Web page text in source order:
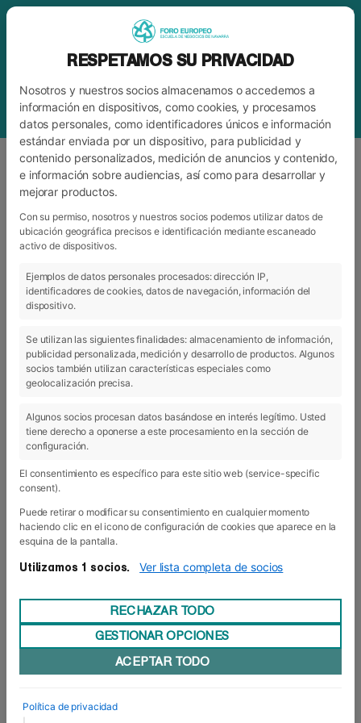
ETIQUETA#SOMOSVERDESSOMOSROJOS
17 May 2019
Un entrenamiento de play off
En un momento de máxima expectación -y
acabar la Liga regular en un meritorio tercer
RESPETAMOS SU PRIVACIDAD
Nosotros y nuestros socios almacenamos o accedemos a
información en dispositivos, como cookies, y procesamos
datos personales, como identificadores únicos e información
estándar enviada por un dispositivo, para publicidad y
contenido personalizados, medición de anuncios y contenido,
e información sobre audiencias, así como para desarrollar y
mejorar productos.
Con su permiso, nosotros y nuestros socios podemos utilizar datos de
ubicación geográfica precisos e identificación mediante escaneado
activo de dispositivos.
Ejemplos de datos personales procesados: dirección IP,
identificadores de cookies, datos de navegación, información del
dispositivo.
Se utilizan las siguientes finalidades: almacenamiento de información,
publicidad personalizada, medición y desarrollo de productos. Algunos
socios también utilizan características especiales como
geolocalización precisa.
Algunos socios procesan datos basándose en interés legítimo. Usted
tiene derecho a oponerse a este procesamiento en la sección de
configuración.
El consentimiento es específico para este sitio web (service-specific
consent).
Puede retirar o modificar su consentimiento en cualquier momento
haciendo clic en el icono de configuración de cookies que aparece en la
esquina de la pantalla.
Utilizamos 1 socios. Ver lista completa de socios
RECHAZAR TODO
GESTIONAR OPCIONES
ACEPTAR TODO
Política de privacidad